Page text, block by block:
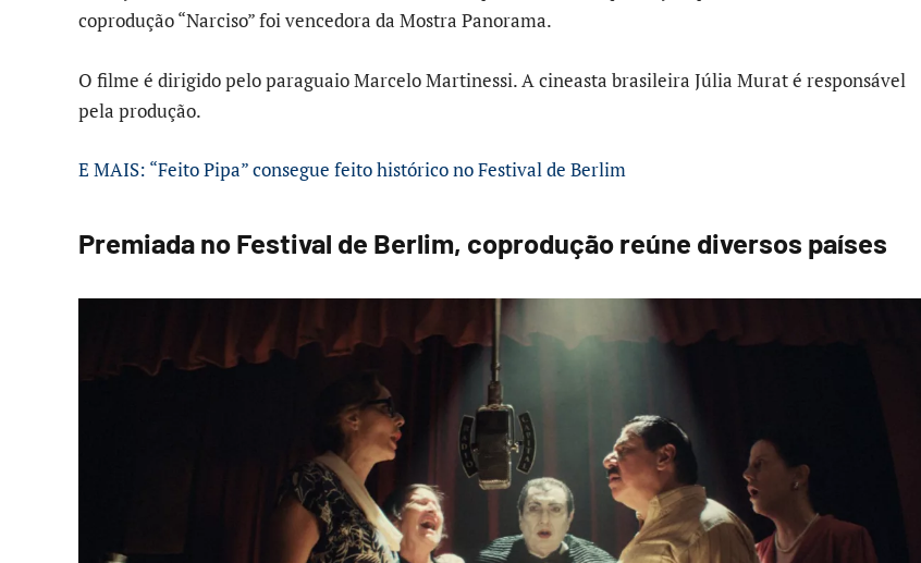
coprodução “Narciso” foi vencedora da Mostra Panorama.
O filme é dirigido pelo paraguaio Marcelo Martinessi. A cineasta brasileira Júlia Murat é responsável
pela produção.
E MAIS: “Feito Pipa” consegue feito histórico no Festival de Berlim
Premiada no Festival de Berlim, coprodução reúne diversos países